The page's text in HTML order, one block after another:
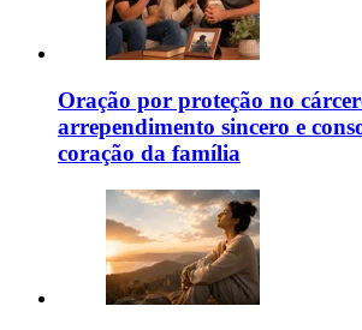
Oração por proteção no
arrependimento sincero e
coração da família